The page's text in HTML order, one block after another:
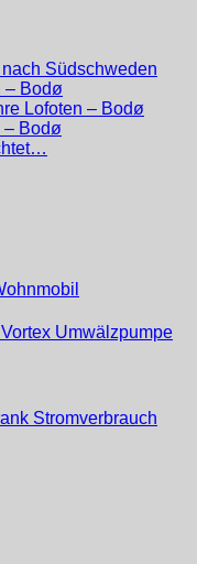
Südschweden
– Bodø
Lofoten – Bodø
– Bodø
Umwälzpumpe
Stromverbrauch